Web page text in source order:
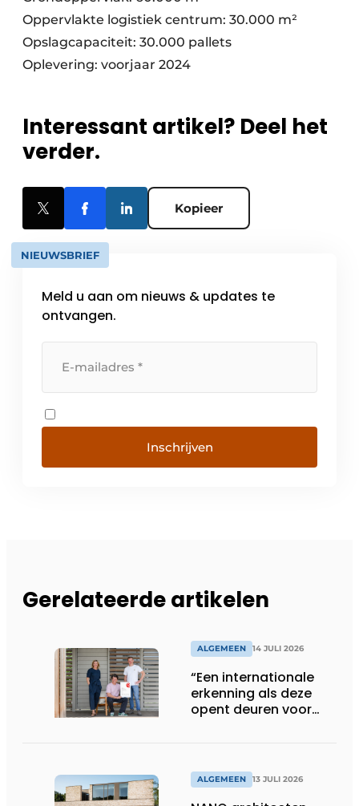
Oppervlakte logistiek centrum: 30.000 m²
Opslagcapaciteit: 30.000 pallets
Oplevering: voorjaar 2024
Interessant artikel? Deel het
verder.
Kopieer
NIEUWSBRIEF
Meld u aan om nieuws & updates te
ontvangen.
Inschrijven
Gerelateerde artikelen
ALGEMEEN 14 JULI 2026
“Een internationale
erkenning als deze
opent deuren voor
ALGEMEEN 13 JULI 2026